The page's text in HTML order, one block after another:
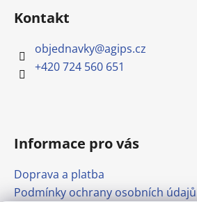
Kontakt
objednavky@agips.cz
+420 724 560 651
Informace pro vás
Doprava a platba
Podmínky ochrany osobních údajů